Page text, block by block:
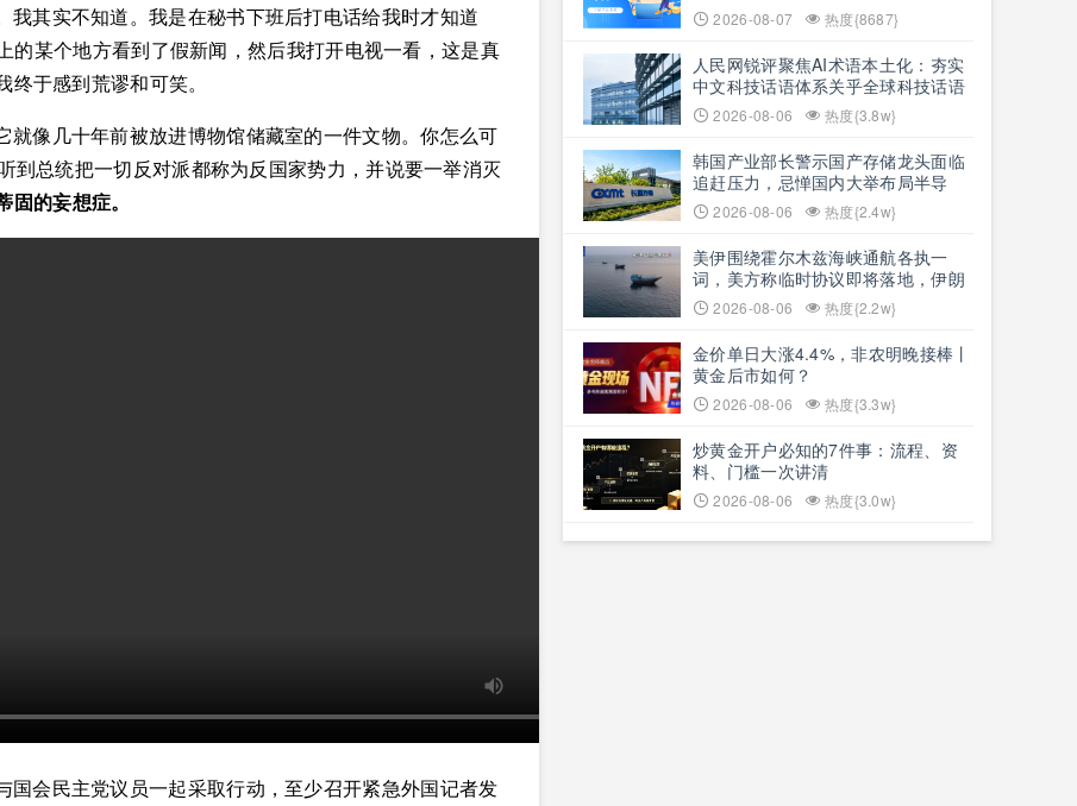
其实不知道。我是在秘书下班后打电话给我时才知道
的某个地方看到了假新闻，然后我打开电视一看，这是真
于感到荒谬和可笑。
像几十年前被放进博物馆储藏室的一件文物。你怎么可
到总统把一切反对派都称为反国家势力，并说要一举消灭
的妄想症。
会民主党议员一起采取行动，至少召开紧急外国记者发
2026-08-07 热度{8687}
人民网锐评聚焦AI术语本土化：夯实
中文科技话语体系关乎全球科技话语
权争夺
2026-08-06 热度{3.8w}
韩国产业部长警示国产存储龙头面临
追赶压力，忌惮国内大举布局半导
体，呼吁加码本土资本投入避免优势
流失
2026-08-06 热度{2.4w}
美伊围绕霍尔木兹海峡通航各执一
词，美方称临时协议即将落地，伊朗
坚称仅与阿曼双边磋商、通航恢复取
决于美方态度
2026-08-06 热度{2.2w}
金价单日大涨4.4%，非农明晚接棒丨
黄金后市如何？
2026-08-06 热度{3.3w}
炒黄金开户必知的7件事：流程、资
料、门槛一次讲清
2026-08-06 热度{3.0w}